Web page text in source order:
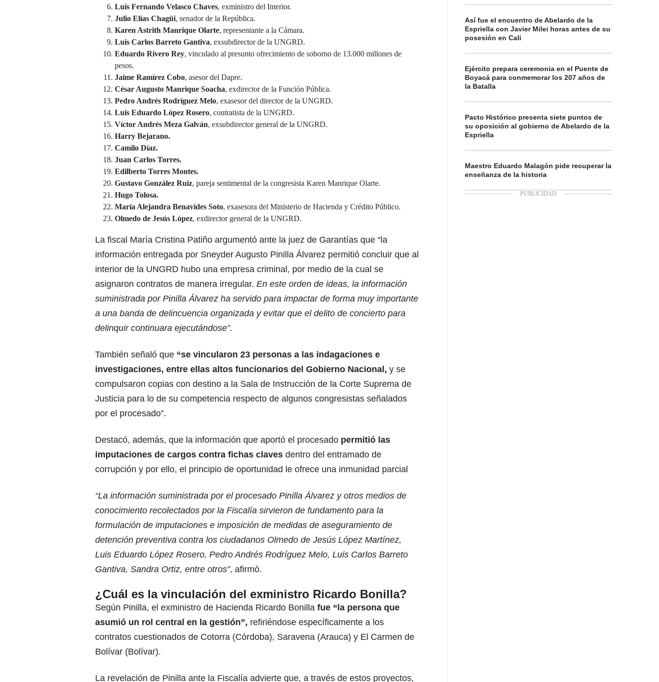
Luis Fernando Velasco Chaves, exministro del Interior.
Julio Elías Chagüi, senador de la República.
Karen Astrith Manrique Olarte, representante a la Cámara.
Luis Carlos Barreto Gantiva, exsubdirector de la UNGRD.
Eduardo Rivero Rey, vinculado al presunto ofrecimiento de soborno de 13.000 millones de
pesos.
Jaime Ramírez Cobo, asesor del Dapre.
César Augusto Manrique Soacha, exdirector de la Función Pública.
Pedro Andrés Rodríguez Melo, exasesor del director de la UNGRD.
Luis Eduardo López Rosero, contratista de la UNGRD.
Víctor Andrés Meza Galván, exsubdirector general de la UNGRD.
Harry Bejarano.
Camilo Díaz.
Juan Carlos Torres.
Edilberto Torres Montes.
Gustavo González Ruiz, pareja sentimental de la congresista Karen Manrique Olarte.
Hugo Tolosa.
María Alejandra Benavides Soto, exasesora del Ministerio de Hacienda y Crédito Público.
Olmedo de Jesús López, exdirector general de la UNGRD.
La fiscal María Cristina Patiño argumentó ante la juez de Garantías que “la
información entregada por Sneyder Augusto Pinilla Álvarez permitió concluir que al
interior de la UNGRD hubo una empresa criminal, por medio de la cual se
asignaron contratos de manera irregular. En este orden de ideas, la información
suministrada por Pinilla Álvarez ha servido para impactar de forma muy importante
a una banda de delincuencia organizada y evitar que el delito de concierto para
delinquir continuara ejecutándose”.
También señaló que “se vincularon 23 personas a las indagaciones e
investigaciones, entre ellas altos funcionarios del Gobierno Nacional, y se
compulsaron copias con destino a la Sala de Instrucción de la Corte Suprema de
Justicia para lo de su competencia respecto de algunos congresistas señalados
por el procesado”.
Destacó, además, que la información que aportó el procesado permitió las
imputaciones de cargos contra fichas claves dentro del entramado de
corrupción y por ello, el principio de oportunidad le ofrece una inmunidad parcial
“La información suministrada por el procesado Pinilla Álvarez y otros medios de
conocimiento recolectados por la Fiscalía sirvieron de fundamento para la
formulación de imputaciones e imposición de medidas de aseguramiento de
detención preventiva contra los ciudadanos Olmedo de Jesús López Martínez,
Luis Eduardo López Rosero, Pedro Andrés Rodríguez Melo, Luis Carlos Barreto
Gantiva, Sandra Ortiz, entre otros”, afirmó.
¿Cuál es la vinculación del exministro Ricardo Bonilla?
Según Pinilla, el exministro de Hacienda Ricardo Bonilla fue “la persona que
asumió un rol central en la gestión”, refiriéndose específicamente a los
contratos cuestionados de Cotorra (Córdoba), Saravena (Arauca) y El Carmen de
Bolívar (Bolívar).
La revelación de Pinilla ante la Fiscalía advierte que, a través de estos proyectos,
Así fue el encuentro de Abelardo de la
Espriella con Javier Milei horas antes de su
posesión en Cali
Ejército prepara ceremonia en el Puente de
Boyacá para conmemorar los 207 años de
la Batalla
Pacto Histórico presenta siete puntos de
su oposición al gobierno de Abelardo de la
Espriella
Maestro Eduardo Malagón pide recuperar la
enseñanza de la historia